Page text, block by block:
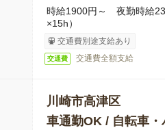
時給1900円～ 夜勤時給
×15h）
交通費別途支給あり
交通費 交通費全額支給
川崎市高津区
車通勤OK / 自転車